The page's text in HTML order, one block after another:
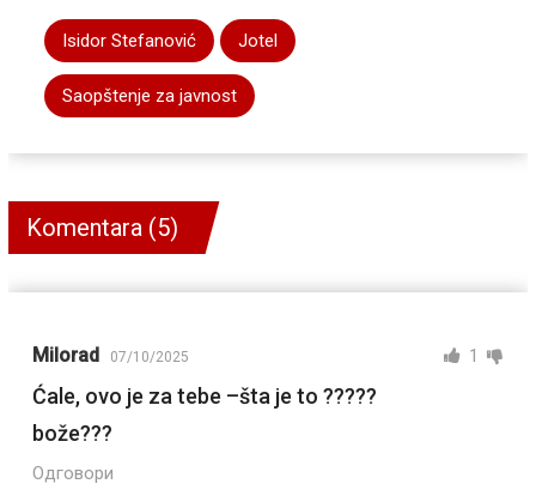
Isidor Stefanović Jotel
Saopštenje za javnost
Komentara (5)
Milorad 07/10/2025 1
Ćale, ovo je za tebe –šta je to ?????
bože???
Одговори